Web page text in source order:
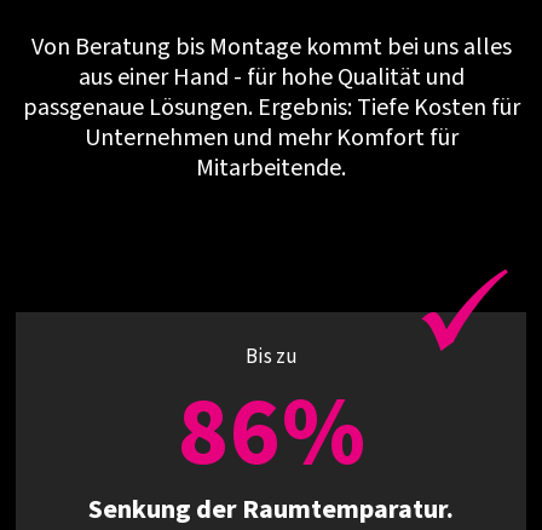
Von Beratung bis Montage kommt bei uns alles
aus einer Hand - für hohe Qualität und
passgenaue Lösungen. Ergebnis: Tiefe Kosten für
Unternehmen und mehr Komfort für
Mitarbeitende.
Bis zu
86%
Senkung der Raumtemparatur.